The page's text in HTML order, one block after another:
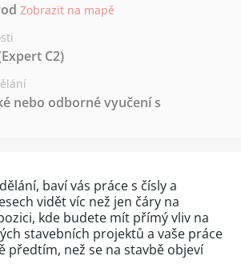
Zobrazit na mapě
C2)
nebo odborné vyučení s
baví vás práce s čísly a
vidět víc než jen čáry na
kde budete mít přímý vliv na
stavebních projektů a vaše práce
předtím, než se na stavbě objeví